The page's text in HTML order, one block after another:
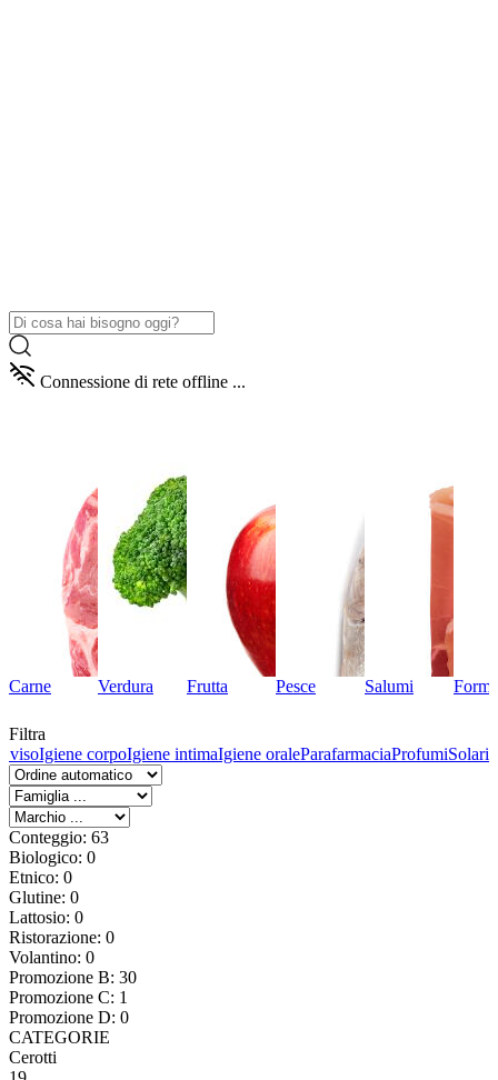
Connessione di rete offline ...
Carne Verdura Frutta Pesce Salumi
Filtra
visoIgiene corpoIgiene intimaIgiene oraleParafarmaciaProfumiSolari
Conteggio: 63
Biologico: 0
Etnico: 0
Glutine: 0
Lattosio: 0
Ristorazione: 0
Volantino: 0
Promozione B: 30
Promozione C: 1
Promozione D: 0
CATEGORIE
Cerotti